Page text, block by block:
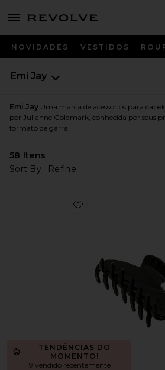
menu - shows more content
NOVIDADES VESTIDOS
Emi Jay
Emi Jay Uma marca de acessórios para
por Julianne Goldmark, conhecida por seus
formato de garra.
58 Itens
Sort By
Refine
Favorite Clipe Enorme
TENDÊNCIAS DO
MOMENTO!
19 vendido recentemente